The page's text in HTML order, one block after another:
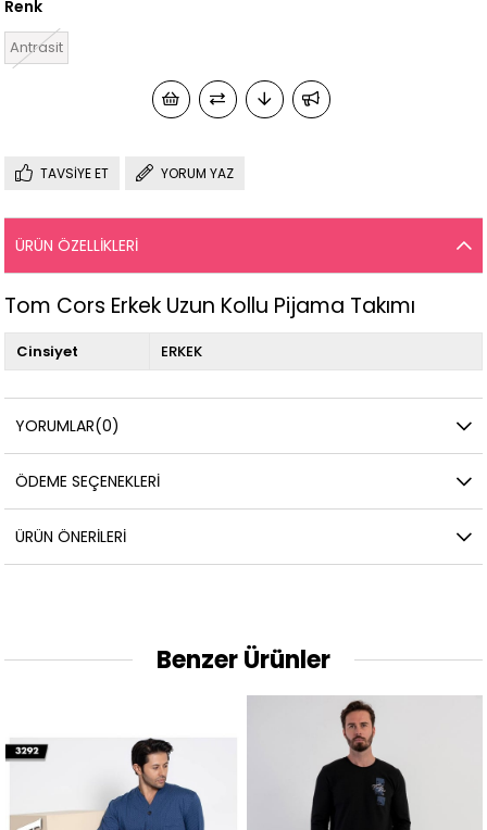
Renk
Antrasit
TAVSIYE ET YORUM YAZ
ÜRÜN ÖZELLIKLERI
Tom Cors Erkek Uzun Kollu Pijama Takımı
Cinsiyet ERKEK
YORUMLAR(0)
ÖDEME SEÇENEKLERI
ÜRÜN ÖNERILERI
Benzer Ürünler